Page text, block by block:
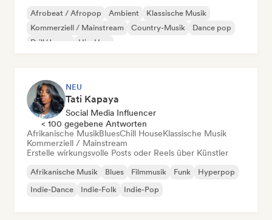
Afrobeat / Afropop Ambient
Klassische Musik
Kommerziell / Mainstream
Country-Musik
Dance pop
Drill/Jersey
Hip-Hop
NEU
Tati Kapaya
Social Media Influencer
< 100 gegebene Antworten
Afrikanische MusikBluesChill HouseKlassische Musik
Kommerziell / Mainstream
Erstelle wirkungsvolle Posts oder Reels über Künstler
Afrikanische Musik Blues Filmmusik Funk
Hyperpop
Indie-Dance
Indie-Folk Indie-Pop